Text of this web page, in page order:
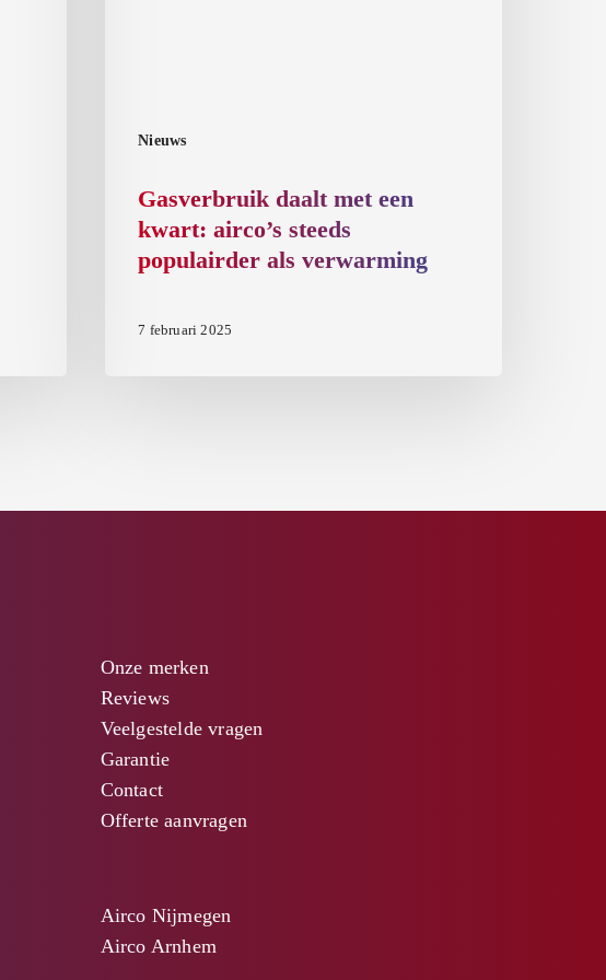
Nieuws
Gasverbruik daalt met een
kwart: airco’s steeds
populairder als verwarming
7 februari 2025
Onze merken
Reviews
Veelgestelde vragen
Garantie
Contact
Offerte aanvragen
Airco Nijmegen
Airco Arnhem